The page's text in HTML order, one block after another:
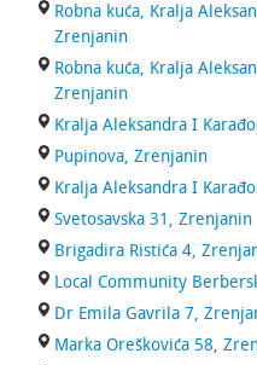
Robna kuća, Kralja
Zrenjanin
Robna kuća, Kralja
Zrenjanin
Kralja Aleksandra I
Pupinova, Zrenjanin
Kralja Aleksandra I
Svetosavska 31, Zrenjanin
Brigadira Ristića 4,
Local Community
Dr Emila Gavrila 7,
Marka Oreškovića 58,